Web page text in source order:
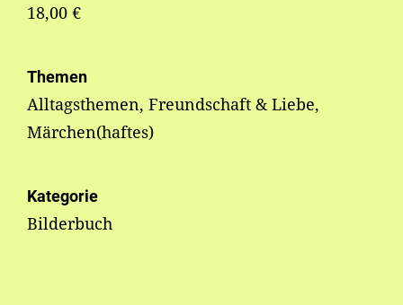
18,00 €
Themen
Alltagsthemen, Freundschaft & Liebe,
Märchen(haftes)
Kategorie
Bilderbuch